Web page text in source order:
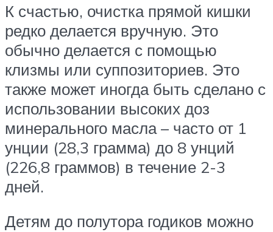
К счастью, очистка прямой кишки
редко делается вручную. Это
обычно делается с помощью
клизмы или суппозиториев. Это
также может иногда быть сделано с
использовании высоких доз
минерального масла – часто от 1
унции (28,3 грамма) до 8 унций
(226,8 граммов) в течение 2-3
дней.
Детям до полутора годиков можно